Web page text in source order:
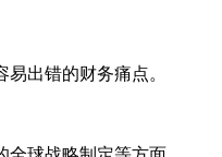
出错的财务痛点。